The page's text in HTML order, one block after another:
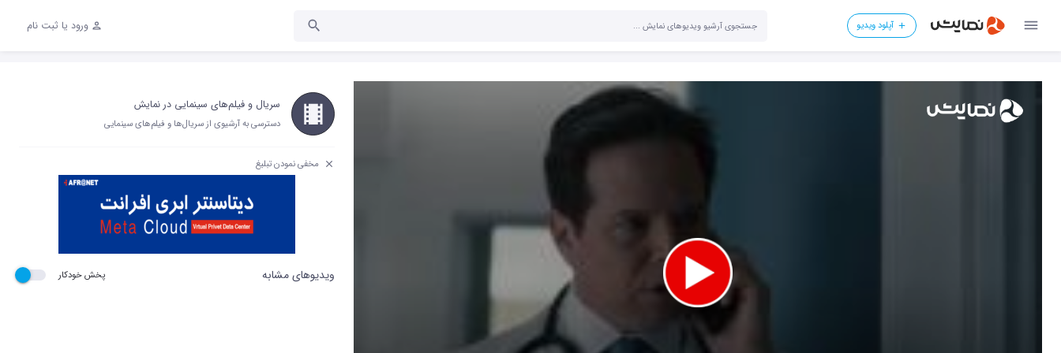
آپلود ویدیو ورود یا ثبت نام
سریال و فیلم‌های سینمایی در نمایش
دسترسی به آرشیوی از سریال‌ها و فیلم‌های سینمایی
مخفی نمودن تبلیغ
ویدیوهای مشابه پخش خودکار